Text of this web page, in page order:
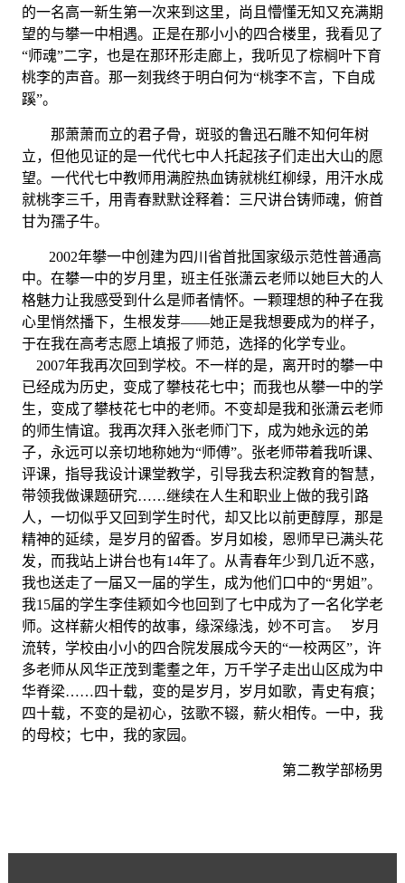
的一名高一新生第一次来到这里，尚且懵懂无知又充满期
望的与攀一中相遇。正是在那小小的四合楼里，我看见了
“师魂”二字，也是在那环形走廊上，我听见了棕榈叶下育
桃李的声音。那一刻我终于明白何为“桃李不言，下自成
蹊”。
那萧萧而立的君子骨，斑驳的鲁迅石雕不知何年树
立，但他见证的是一代代七中人托起孩子们走出大山的愿
望。一代代七中教师用满腔热血铸就桃红柳绿，用汗水成
就桃李三千，用青春默默诠释着：三尺讲台铸师魂，俯首
甘为孺子牛。
2002年攀一中创建为四川省首批国家级示范性普通高
中。在攀一中的岁月里，班主任张潇云老师以她巨大的人
格魅力让我感受到什么是师者情怀。一颗理想的种子在我
心里悄然播下，生根发芽——她正是我想要成为的样子，
于在我在高考志愿上填报了师范，选择的化学专业。
2007年我再次回到学校。不一样的是，离开时的攀一中
已经成为历史，变成了攀枝花七中；而我也从攀一中的学
生，变成了攀枝花七中的老师。不变却是我和张潇云老师
的师生情谊。我再次拜入张老师门下，成为她永远的弟
子，永远可以亲切地称她为“师傅”。张老师带着我听课、
评课，指导我设计课堂教学，引导我去积淀教育的智慧，
带领我做课题研究……继续在人生和职业上做的我引路
人，一切似乎又回到学生时代，却又比以前更醇厚，那是
精神的延续，是岁月的留香。岁月如梭，恩师早已满头花
发，而我站上讲台也有14年了。从青春年少到几近不惑，
我也送走了一届又一届的学生，成为他们口中的“男姐”。
我15届的学生李佳颖如今也回到了七中成为了一名化学老
师。这样薪火相传的故事，缘深缘浅，妙不可言。 岁月
流转，学校由小小的四合院发展成今天的“一校两区”，许
多老师从风华正茂到耄耋之年，万千学子走出山区成为中
华脊梁……四十载，变的是岁月，岁月如歌，青史有痕；
四十载，不变的是初心，弦歌不辍，薪火相传。一中，我
的母校；七中，我的家园。
第二教学部杨男